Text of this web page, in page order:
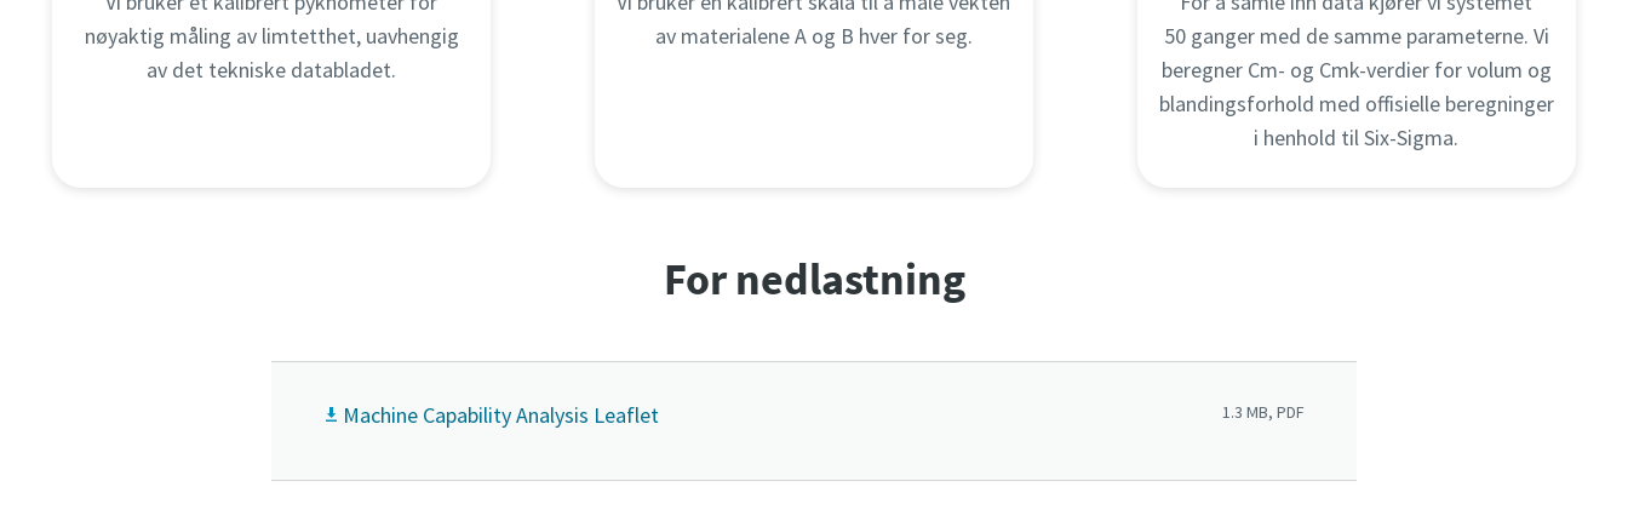
nøyaktig måling av limtetthet, uavhengig
av det tekniske databladet.
av materialene A og B hver for seg.
50 ganger med de samme parameterne. Vi
beregner Cm- og Cmk-verdier for volum og
blandingsforhold med offisielle beregninger
i henhold til Six-Sigma.
For nedlastning
Machine Capability Analysis Leaflet 1.3 MB, PDF